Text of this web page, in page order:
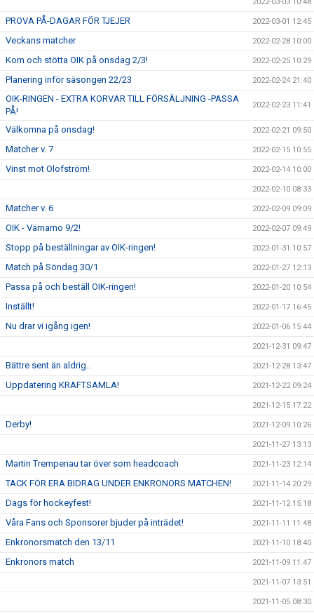
2022-03-03 10:48
PROVA PÅ-DAGAR FÖR TJEJER 2022-03-01 12:45
Veckans matcher 2022-02-28 10:00
Kom och stötta OIK på onsdag 2/3! 2022-02-25 10:29
Planering inför säsongen 22/23 2022-02-24 21:40
OIK-RINGEN - EXTRA KORVAR TILL FÖRSÄLJNING -PASSA
PÅ!
2022-02-23 11:41
Välkomna på onsdag! 2022-02-21 09:50
Matcher v. 7 2022-02-15 10:55
Vinst mot Olofström! 2022-02-14 10:00
2022-02-10 08:33
Matcher v. 6 2022-02-09 09:09
OIK - Värnamo 9/2! 2022-02-07 09:49
Stopp på beställningar av OIK-ringen! 2022-01-31 10:57
Match på Söndag 30/1 2022-01-27 12:13
Passa på och beställ OIK-ringen! 2022-01-20 10:54
Inställt! 2022-01-17 16:45
Nu drar vi igång igen! 2022-01-06 15:44
2021-12-31 09:47
Bättre sent än aldrig.. 2021-12-28 13:47
Uppdatering KRAFTSAMLA! 2021-12-22 09:24
2021-12-15 17:22
Derby! 2021-12-09 10:26
2021-11-27 13:13
Martin Trempenau tar över som headcoach 2021-11-23 12:14
TACK FÖR ERA BIDRAG UNDER ENKRONORS MATCHEN! 2021-11-14 20:29
Dags för hockeyfest! 2021-11-12 15:18
Våra Fans och Sponsorer bjuder på inträdet! 2021-11-11 11:48
Enkronorsmatch den 13/11 2021-11-10 18:40
Enkronors match 2021-11-09 11:47
2021-11-07 13:51
2021-11-05 08:30